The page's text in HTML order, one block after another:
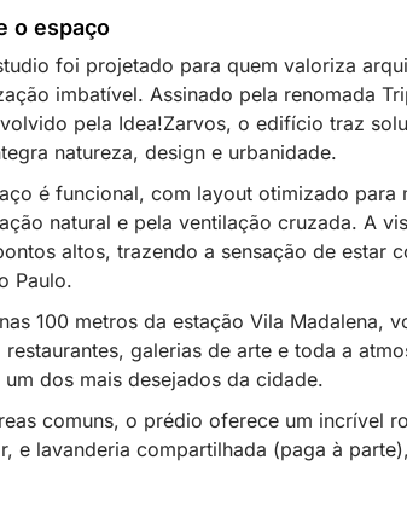
o espaço
foi projetado para quem valoriza
imbatível. Assinado pela renomada
pela Idea!Zarvos, o edifício traz
natureza, design e urbanidade.
é funcional, com layout otimizado
natural e pela ventilação cruzada. A
altos, trazendo a sensação de estar
Paulo.
100 metros da estação Vila Madalena,
restaurantes, galerias de arte e toda a
um dos mais desejados da cidade.
comuns, o prédio oferece um incrível
e lavanderia compartilhada (paga à